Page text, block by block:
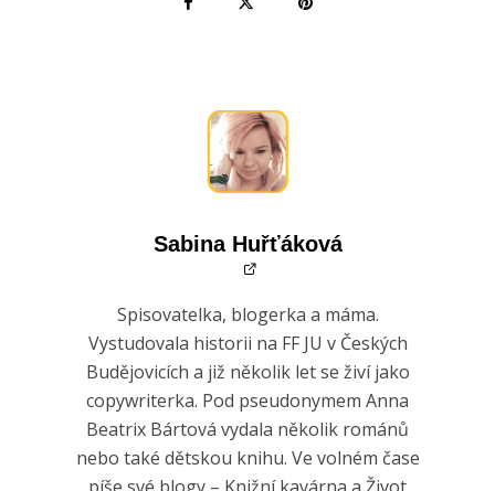
Sabina Huřťáková
Spisovatelka, blogerka a máma.
Vystudovala historii na FF JU v Českých
Budějovicích a již několik let se živí jako
copywriterka. Pod pseudonymem Anna
Beatrix Bártová vydala několik románů
nebo také dětskou knihu. Ve volném čase